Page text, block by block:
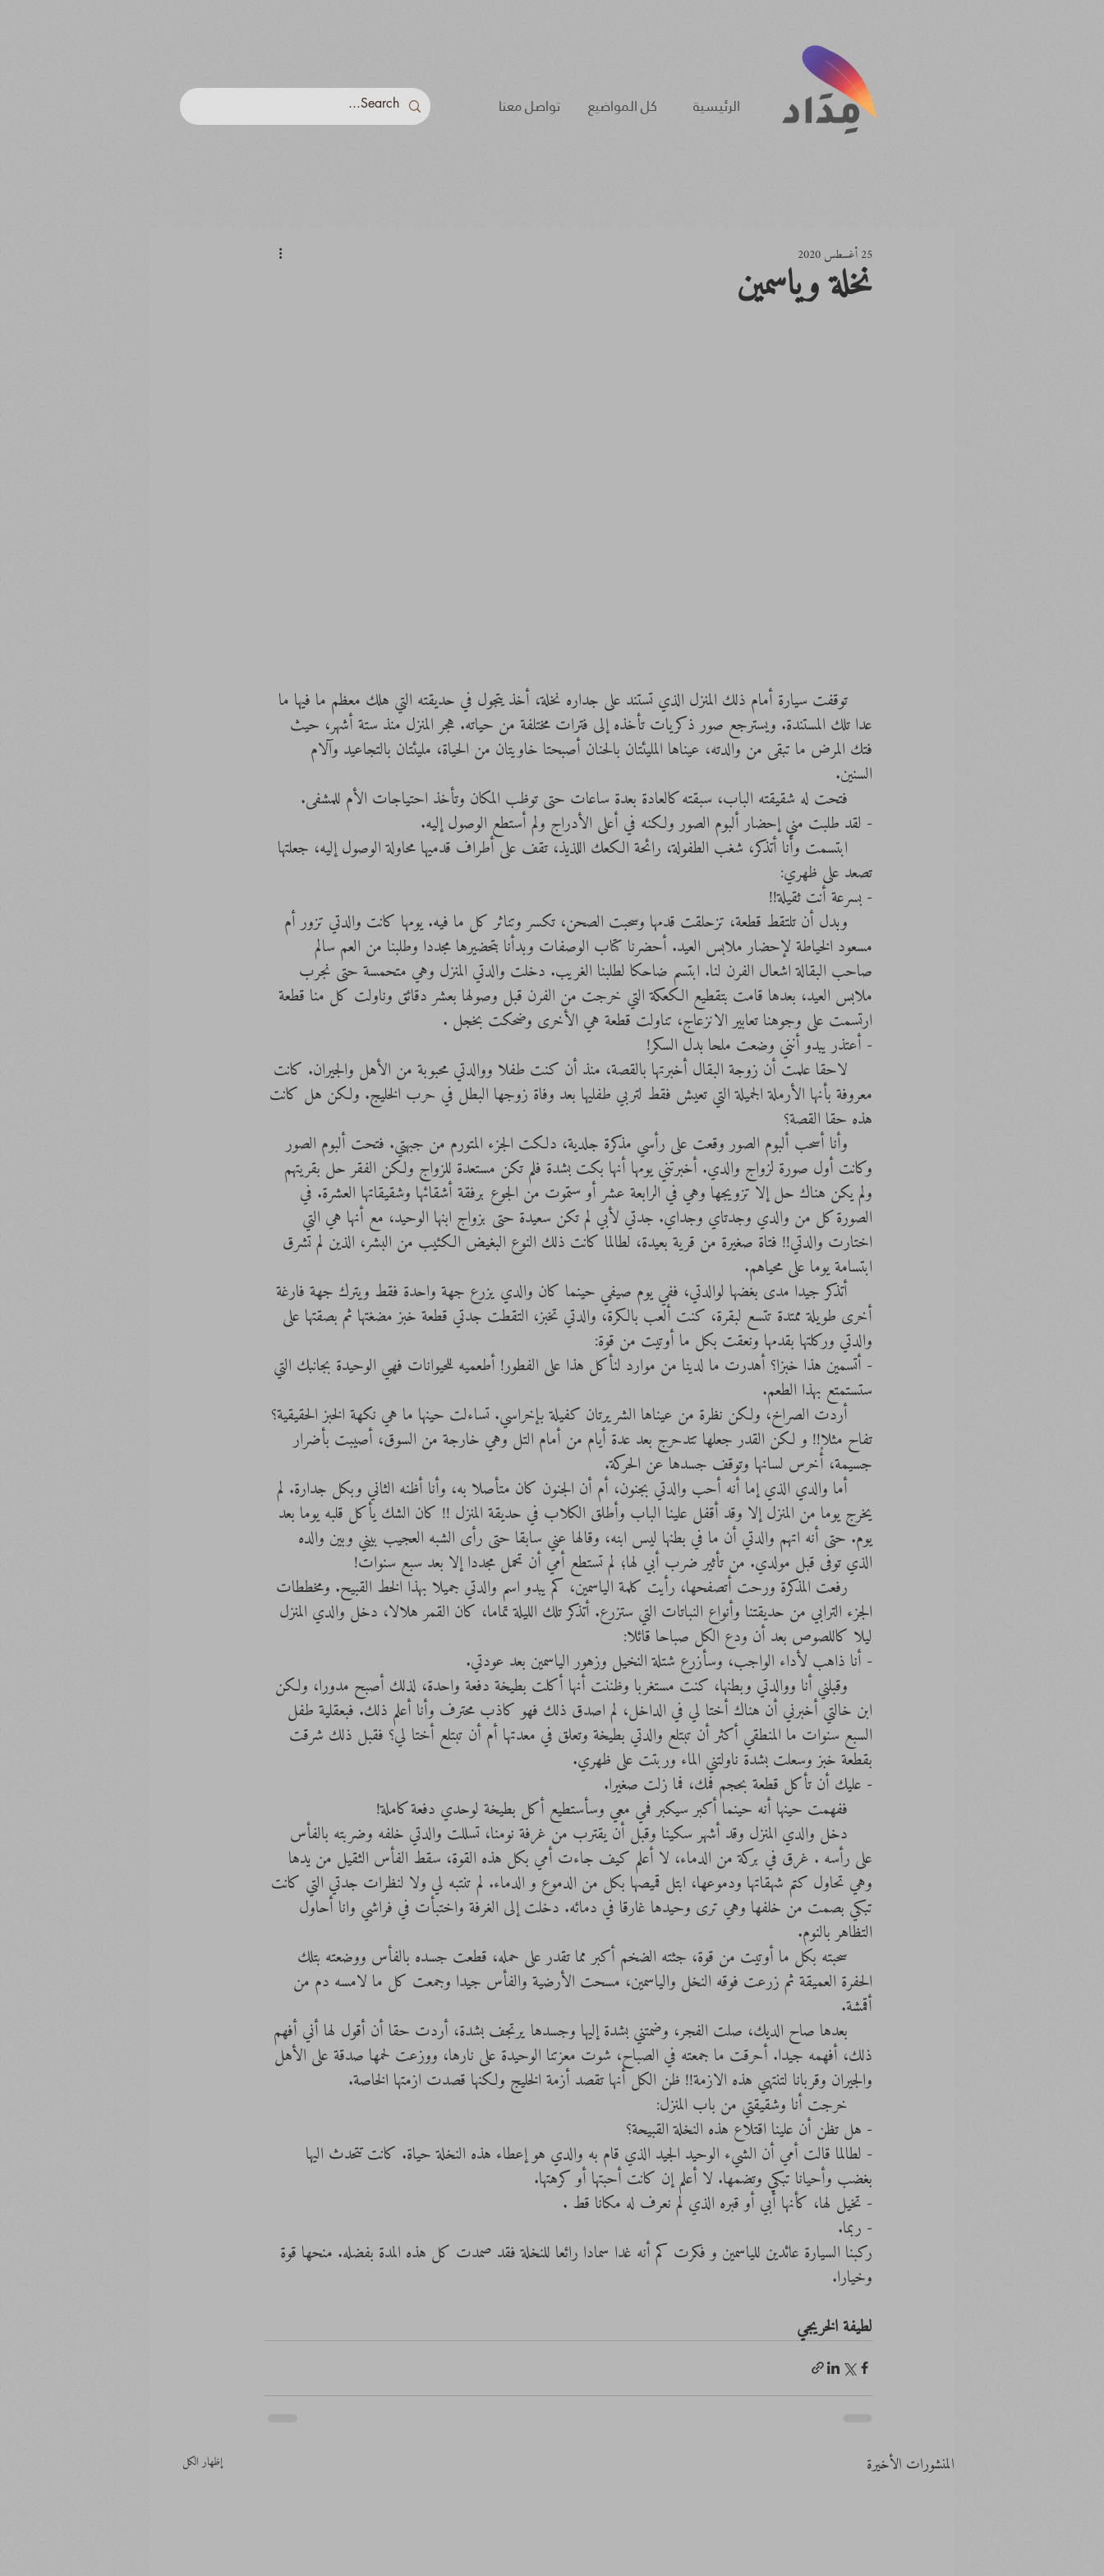
تواصل معنا كل المواضيع الرئيسية
نخلة وياسمين
25 أغسطس 2020
     توقفت سيارة أمام ذلك المنزل الذي تستند على جداره نخلة، أخذ يتجول في حديقته التي هلك معظم ما فيها ما
عدا تلك المستندة. ويسترجع صور ذكريات تأخذه إلى فترات مختلفة من حياته. هجر المنزل منذ ستة أشهر، حيث
فتك المرض ما تبقى من والدته، عيناها المليئتان بالحنان أصبحتا خاويتان من الحياة، مليئتان بالتجاعيد وآلام
السنين.
- لقد طلبت مني إحضار ألبوم الصور ولكنه في أعلى الأدراج ولم أستطع الوصول إليه.
     ابتسمت وأنا أتذكر، شغب الطفولة، رائحة الكعك اللذيذ، تقف على أطراف قدميها محاولة الوصول إليه، جعلتها
تصعد على ظهري:
- بسرعة أنت ثقيلة!!
     وبدل أن تلتقط قطعة، تزحلقت قدمها وسحبت الصحن، تكسر وتناثر كل ما فيه. يومها كانت والدتي تزور أم
مسعود الخياطة لإحضار ملابس العيد. أحضرنا كتاب الوصفات وبدأنا بتحضيرها مجددا وطلبنا من العم سالم
صاحب البقالة اشعال الفرن لنا. ابتسم ضاحكا لطلبنا الغريب. دخلت والدتي المنزل وهي متحمسة حتى نجرب
ملابس العيد، بعدها قامت بتقطيع الكعكة التي خرجت من الفرن قبل وصولها بعشر دقائق وناولت كل منا قطعة
ارتسمت على وجوهنا تعابير الانزعاج، تناولت قطعة هي الأخرى وضحكت بخجل .
- أعتذر يبدو أنني وضعت ملحا بدل السكر!
     لاحقا علمت أن زوجة البقال أخبرتها بالقصة، منذ أن كنت طفلا ووالدتي محبوبة من الأهل والجيران. كانت
معروفة بأنها الأرملة الجميلة التي تعيش فقط لتربي طفليها بعد وفاة زوجها البطل في حرب الخليج. ولكن هل كانت
هذه حقا القصة؟
     وأنا أسحب ألبوم الصور وقعت على رأسي مذكرة جلدية، دلكت الجزء المتورم من جبهتي. فتحت ألبوم الصور
وكانت أول صورة لزواج والدي. أخبرتني يومها أنها بكت بشدة فلم تكن مستعدة للزواج ولكن الفقر حل بقريتهم
ولم يكن هناك حل إلا تزويجها وهي في الرابعة عشر أو ستموت من الجوع برفقة أشقائها وشقيقاتها العشرة. في
الصورة كل من والدي وجدتاي وجداي. جدتي لأبي لم تكن سعيدة حتى بزواج ابنها الوحيد، مع أنها هي التي
اختارت والدتي!! فتاة صغيرة من قرية بعيدة، لطالما كانت ذلك النوع البغيض الكئيب من البشر، الذين لم تشرق
ابتسامة يوما على محياهم.
     أتذكر جيدا مدى بغضها لوالدتي، ففي يوم صيفي حينما كان والدي يزرع جهة واحدة فقط ويترك جهة فارغة
أخرى طويلة ممتدة تتسع لبقرة، كنت ألعب بالكرة، والدتي تخبز، التقطت جدتي قطعة خبز مضغتها ثم بصقتها على
والدتي وركلتها بقدمها ونعقت بكل ما أوتيت من قوة:
- أتسمين هذا خبزا؟ أهدرت ما لدينا من موارد لنأكل هذا على الفطور! أطعميه للحيوانات فهي الوحيدة بجانبك التي
ستستمتع بهذا الطعم.
     أردت الصراخ، ولكن نظرة من عيناها الشريرتان كفيلة بإخراسي. تساءلت حينها ما هي نكهة الخبز الحقيقية؟
تفاح مثلا!! و لكن القدر جعلها تتدحرج بعد عدة أيام من أمام التل وهي خارجة من السوق، أصيبت بأضرار
جسيمة، أُخرس لسانها وتوقف جسدها عن الحركة.
     أما والدي الذي إما أنه أحب والدتي بجنون، أم أن الجنون كان متأصلا به، وأنا أظنه الثاني وبكل جدارة. لم
يخرج يوما من المنزل إلا وقد أقفل علينا الباب وأطلق الكلاب في حديقة المنزل !! كان الشك يأكل قلبه يوما بعد
يوم. حتى أنه اتهم والدتي أن ما في بطنها ليس ابنه، وقالها عني سابقا حتى رأى الشبه العجيب بيني وبين والده
الذي توفى قبل مولدي. من تأثير ضرب أبي لها؛ لم تستطع أمي أن تحمل مجددا إلا بعد سبع سنوات!
     رفعت المذكرة ورحت أتصفحها، رأيت كلمة الياسمين، كم يبدو اسم والدتي جميلا بهذا الخط القبيح. ومخططات
الجزء الترابي من حديقتنا وأنواع النباتات التي ستزرع. أتذكر تلك الليلة تماما، كان القمر هلالا، دخل والدي المنزل
ليلا كاللصوص بعد أن ودع الكل صباحا قائلا:
- أنا ذاهب لأداء الواجب، وسأزرع شتلة النخيل وزهور الياسمين بعد عودتي.
     وقبلني أنا ووالدتي وبطنها، كنت مستغربا وظننت أنها أكلت بطيخة دفعة واحدة، لذلك أصبح مدورا، ولكن
ابن خالتي أخبرني أن هناك أختا لي في الداخل، لم اصدق ذلك فهو كاذب محترف وأنا أعلم ذلك. فبعقلية طفل
السبع سنوات ما المنطقي أكثر أن تبتلع والدتي بطيخة وتعلق في معدتها أم أن تبتلع أختا لي؟ فقبل ذلك شرقت
بقطعة خبز وسعلت بشدة ناولتني الماء وربتت على ظهري.
- عليك أن تأكل قطعة بحجم فمك، فما زلت صغيرا.
     دخل والدي المنزل وقد أشهر سكينا وقبل أن يقترب من غرفة نومنا، تسللت والدتي خلفه وضربته بالفأس
على رأسه . غرق في بركة من الدماء، لا أعلم كيف جاءت أمي بكل هذه القوة، سقط الفأس الثقيل من يدها
وهي تحاول كتم شهقاتها ودموعها، ابتل قميصها بكل من الدموع و الدماء. لم تنتبه لي ولا لنظرات جدتي التي كانت
تبكي بصمت من خلفها وهي ترى وحيدها غارقا في دمائه. دخلت إلى الغرفة واختبأت في فراشي وانا أحاول
التظاهر بالنوم.
     سحبته بكل ما أوتيت من قوة، جثته الضخم أكبر مما تقدر على حمله، قطعت جسده بالفأس ووضعته بتلك
الحفرة العميقة ثم زرعت فوقه النخل والياسمين، مسحت الأرضية والفأس جيدا وجمعت كل ما لامسه دم من
أقمشة.
     بعدها صاح الديك، صلت الفجر، وضمتني بشدة إليها وجسدها يرتجف بشدة، أردت حقا أن أقول لها أني أفهم
ذلك، أفهمه جيدا. أحرقت ما جمعته في الصباح، شوت معزتنا الوحيدة على نارها، ووزعت لحمها صدقة على الأهل
والجيران وقربانا لتنتهي هذه الازمة!! ظن الكل أنها تقصد أزمة الخليج ولكنها قصدت ازمتها الخاصة.
- هل تظن أن علينا اقتلاع هذه النخلة القبيحة؟
- لطالما قالت أمي أن الشيء الوحيد الجيد الذي قام به والدي هو إعطاء هذه النخلة حياة. كانت تتحدث اليها
بغضب وأحيانا تبكي وتضمها. لا أعلم إن كانت أحبتها أو كرهتها.
- تخيل لها، كأنها أبي أو قبره الذي لم نعرف له مكانا قط .
- ربما.
ركبنا السيارة عائدين للياسمين و فكرت كم أنه غدا سمادا رائعا للنخلة فقد صمدت كل هذه المدة بفضله. منحها قوة
وخيارا.
لطيفة الخريجي
المنشورات الأخيرة إظهار الكل